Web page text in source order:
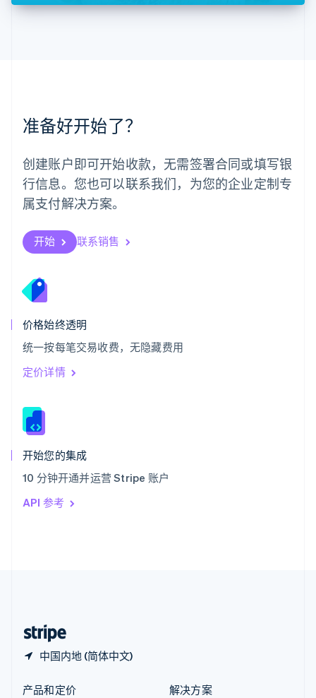
准备好开始了？
创建账户即可开始收款，无需签署合同或填写银
行信息。您也可以联系我们，为您的企业定制专
属支付解决方案。
开始 联系销售
价格始终透明
统一按每笔交易收费，无隐藏费用
定价详情
开始您的集成
10 分钟开通并运营 Stripe 账户
API 参考
中国内地 (简体中文)
美国
日本
日本語English
SvenskaEnglish
瑞士
DeutschFrançais ItalianoEnglish
塞浦路斯
斯洛伐克
English
English
泰国
ไทย
希腊
English
西班牙
Español
新加坡
新西兰
匈牙利
English
ItalianoEnglish
印度
English
产品和定价
解决方案